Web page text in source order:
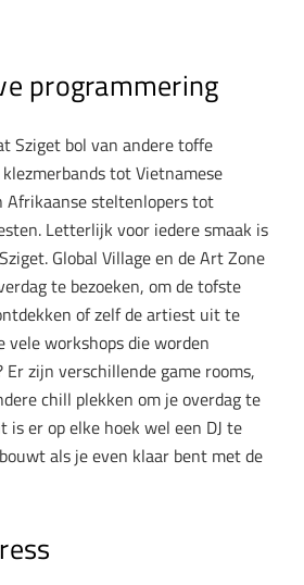
programmering
Sziget bol van andere toffe
tot Vietnamese
Afrikaanse steltenlopers tot
Letterlijk voor iedere smaak is
Global Village en de Art Zone
te bezoeken, om de tofste
of zelf de artiest uit te
vele workshops die worden
Er zijn verschillende game rooms,
chill plekken om je overdag te
is er op elke hoek wel een DJ te
als je even klaar bent met de